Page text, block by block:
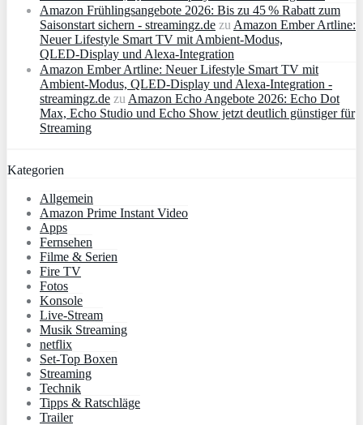
Amazon Frühlingsangebote 2026: Bis zu 45 % Rabatt zum
Saisonstart sichern - streamingz.de zu Amazon Ember Artline:
Neuer Lifestyle Smart TV mit Ambient‑Modus,
QLED‑Display und Alexa‑Integration
Amazon Ember Artline: Neuer Lifestyle Smart TV mit
Ambient‑Modus, QLED‑Display und Alexa‑Integration -
streamingz.de zu Amazon Echo Angebote 2026: Echo Dot
Max, Echo Studio und Echo Show jetzt deutlich günstiger für
Streaming
Kategorien
Allgemein
Amazon Prime Instant Video
Apps
Fernsehen
Filme & Serien
Fire TV
Fotos
Konsole
Live-Stream
Musik Streaming
netflix
Set-Top Boxen
Streaming
Technik
Tipps & Ratschläge
Trailer